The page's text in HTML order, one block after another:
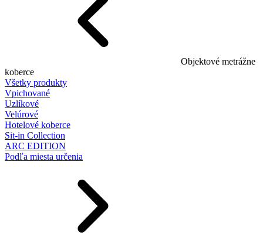
Objektové metrážne
koberce
Všetky produkty
Vpichované
Uzlíkové
Velúrové
Hotelové koberce
Sit-in Collection
ARC EDITION
Podľa miesta určenia